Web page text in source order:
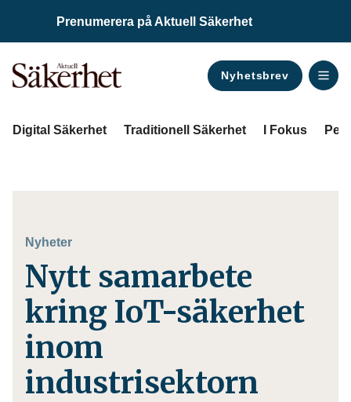
Prenumerera på Aktuell Säkerhet
Nyhetsbrev
Digital Säkerhet Traditionell Säkerhet I Fokus
Nyheter
Nytt samarbete
kring IoT-säkerhet
inom
industrisektorn